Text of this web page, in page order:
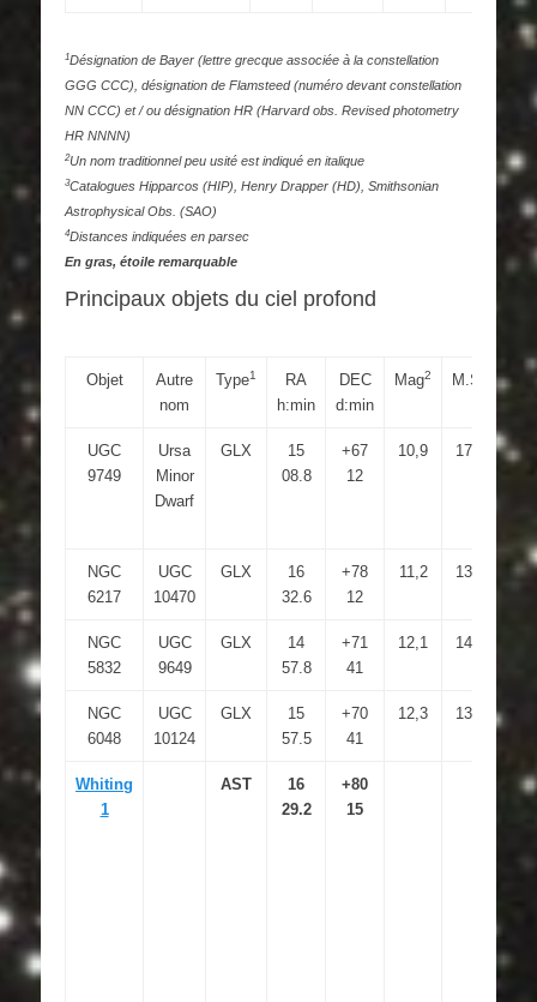
1Désignation de Bayer (lettre grecque associée à la constellation
GGG CCC), désignation de Flamsteed (numéro devant constellation
NN CCC) et / ou désignation HR (Harvard obs. Revised photometry
HR NNNN)
2Un nom traditionnel peu usité est indiqué en italique
3Catalogues Hipparcos (HIP), Henry Drapper (HD), Smithsonian
Astrophysical Obs. (SAO)
4Distances indiquées en parsec
En gras, étoile remarquable
Principaux objets du ciel profond
Objet
Autre
nom
Type1
RA
h:min
DEC
d:min
Mag2 M.S
UGC
9749
Ursa
Minor
Dwarf
GLX
15
08.8
+67
12
10,9 17,8
NGC
6217
UGC
10470
GLX
16
32.6
+78
12
11,2 13,2
NGC
5832
UGC
9649
GLX
14
57.8
+71
41
12,1 14,2
NGC
6048
UGC
10124
GLX
15
57.5
+70
41
12,3 13,7
Whiting
1
AST
16
29.2
+80
15